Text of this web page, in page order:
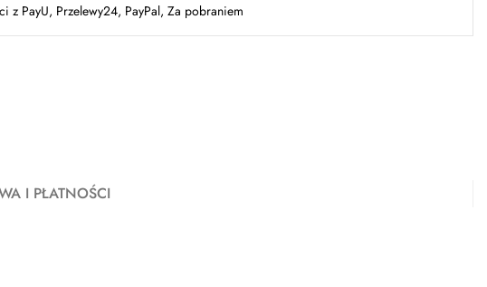
z PayU, Przelewy24, PayPal, Za pobraniem
I PŁATNOŚCI